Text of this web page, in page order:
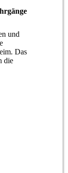
und
Das
die